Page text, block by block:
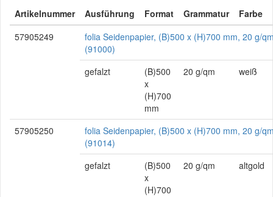
Artikelnummer Ausführung Format Grammatur
Farbe
57905249
folia Seidenpapier, (B)500 x (H)700 mm, 20 g/
(91000)
gefalzt
(B)500
x
(H)700
mm
20 g/qm weiß
57905250
folia Seidenpapier, (B)500 x (H)700 mm, 20 g/
(91014)
gefalzt
(B)500
x
(H)700
20 g/qm altgold